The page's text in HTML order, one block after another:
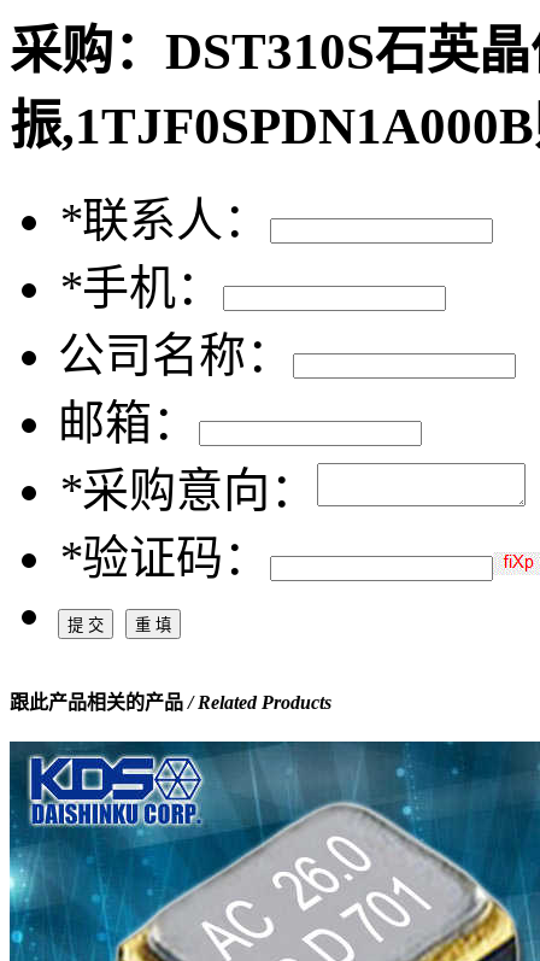
采购： DST310S石英
振
*联系人：
*手机：
公司名称：
邮箱：
*采购意向：
*验证码：
跟此产品相关的产品/ Related Products